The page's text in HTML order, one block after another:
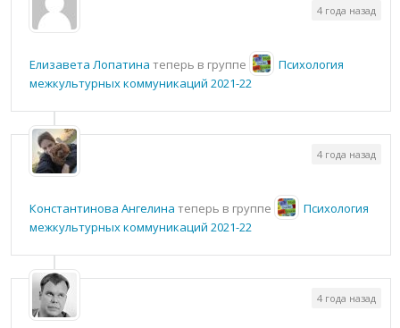
Елизавета Лопатина теперь в группе
Психология
межкультурных коммуникаций 2021-22
4 года назад
Константинова Ангелина теперь в группе
Психология
межкультурных коммуникаций 2021-22
4 года назад
4 года назад